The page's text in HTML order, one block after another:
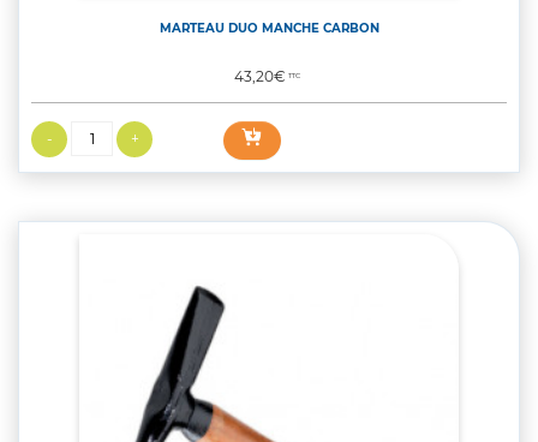
MARTEAU DUO MANCHE CARBON
Prix
43,20€TTC